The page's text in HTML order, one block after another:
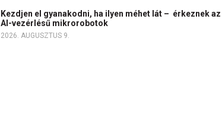
Kezdjen el gyanakodni, ha ilyen méhet lát – érkeznek az
AI-vezérlésű mikrorobotok
2026. AUGUSZTUS 9.